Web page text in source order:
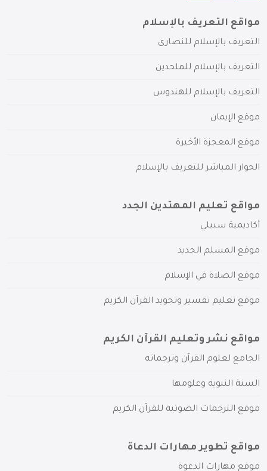
مواقع التعريف بالإسلام
التعريف بالإسلام للنصارى
التعريف بالإسلام للملحدين
التعريف بالإسلام للهندوس
موقع الإيمان
موقع المعجزة الأخيرة
الحوار المباشر للتعريف بالإسلام
مواقع تعليم المهتدين الجدد
أكاديمية سبيلي
موقع المسلم الجديد
موقع الصلاة في الإسلام
موقع تعليم تفسير وتجويد القرآن الكريم
مواقع نشر وتعليم القرآن الكريم
الجامع لعلوم القرآن وترجماته
السنة النبوية وعلومها
موقع الترجمات الصوتية للقرآن الكريم
مواقع تطوير مهارات الدعاة
موقع مهارات الدعوة